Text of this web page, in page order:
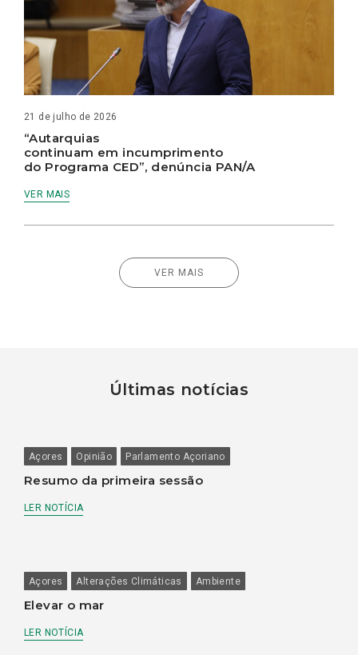
21 de julho de 2026
“Autarquias
continuam em incumprimento
do Programa CED”, denúncia PAN/A
VER MAIS
VER MAIS
Últimas notícias
Açores Opinião Parlamento Açoriano
Resumo da primeira sessão
LER NOTÍCIA
Açores Alterações Climáticas Ambiente
Elevar o mar
LER NOTÍCIA